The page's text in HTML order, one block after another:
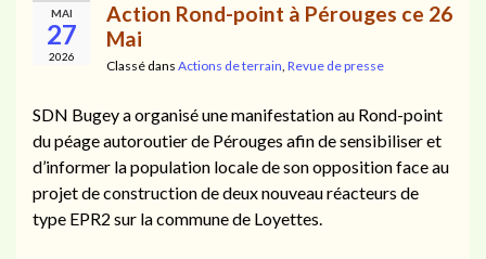
MAI
27
2026
Action Rond-point à Pérouges ce 26
Mai
Classé dans Actions de terrain, Revue de presse
SDN Bugey a organisé une manifestation au Rond-point
du péage autoroutier de Pérouges afin de sensibiliser et
d’informer la population locale de son opposition face au
projet de construction de deux nouveau réacteurs de
type EPR2 sur la commune de Loyettes.